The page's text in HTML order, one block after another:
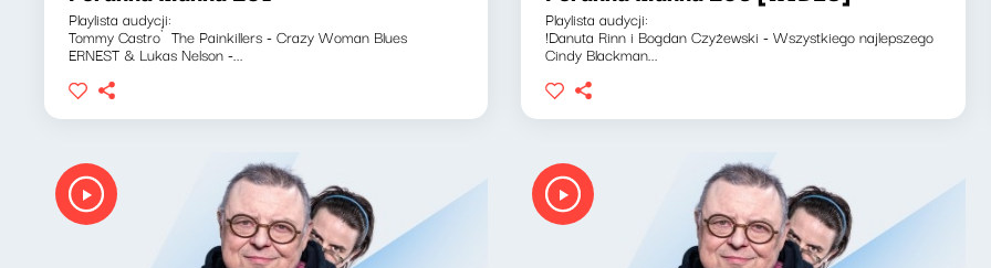
Playlista audycji:
Tommy Castro`The Painkillers - Crazy Woman Blues
ERNEST & Lukas Nelson -...
Playlista audycji:
!Danuta Rinn i Bogdan Czyżewski - Wszystkiego najlepszego
Cindy Blackman...